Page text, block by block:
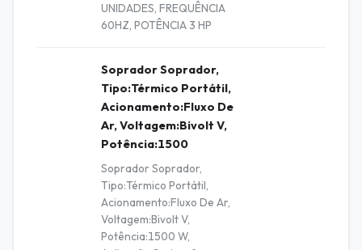
UNIDADES, FREQUÊNCIA
60HZ, POTÊNCIA 3 HP
Soprador Soprador,
Tipo:Térmico Portátil,
Acionamento:Fluxo De
Ar, Voltagem:Bivolt V,
Potência:1500
Soprador Soprador,
Tipo:Térmico Portátil,
Acionamento:Fluxo De Ar,
Voltagem:Bivolt V,
Potência:1500 W,